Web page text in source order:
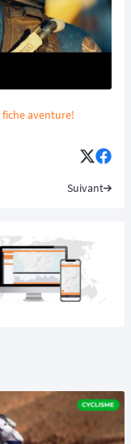
fiche aventure!
Suivant